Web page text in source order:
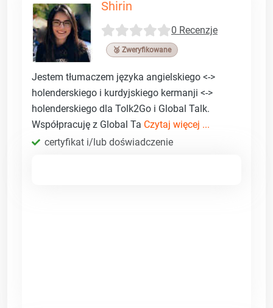
Shirin
0 Recenzje
🥉 Zweryfikowane
Jestem tłumaczem języka angielskiego <->
holenderskiego i kurdyjskiego kermanji <->
holenderskiego dla Tolk2Go i Global Talk.
Współpracuję z Global Ta Czytaj więcej ...
certyfikat i/lub doświadczenie